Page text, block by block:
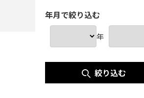
年月で絞り込む
年
絞り込む